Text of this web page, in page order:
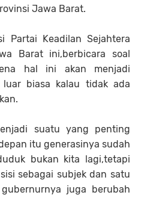
Jawa Barat.
Partai Keadilan Sejahtera
Barat ini,berbicara soal
hal ini akan menjadi
biasa kalau tidak ada
suatu yang penting
itu generasinya sudah
bukan kita lagi,tetapi
sebagai subjek dan satu
juga berubah